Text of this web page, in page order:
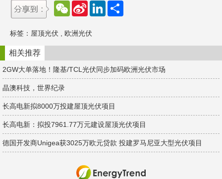
W
e
a
t
S
W
e
b
o
L
d
n
标签： 屋顶光伏 欧洲光伏
相关推荐
2GW大单落地！隆基/TCL光伏同步加码欧洲光伏市场
晶澳科技，世界纪录
长高电新拟8000万投建屋顶光伏项目
长高电新：拟投7961.77万元建设屋顶光伏项目
德国开发商Unigea获3025万欧元贷款 投建罗马尼亚大型光伏项目